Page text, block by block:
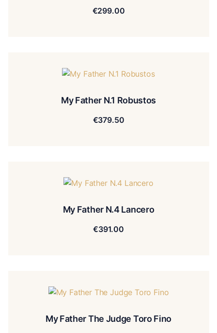
€299.00
My Father N.1 Robustos
€379.50
My Father N.4 Lancero
€391.00
My Father The Judge Toro Fino